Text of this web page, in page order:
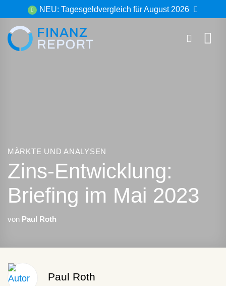
Inhalt
springen
NEU: Tagesgeldvergleich für August 2026
MÄRKTE UND ANALYSEN
Zins-Entwicklung:
Briefing im Mai 2023
von Paul Roth
Paul Roth